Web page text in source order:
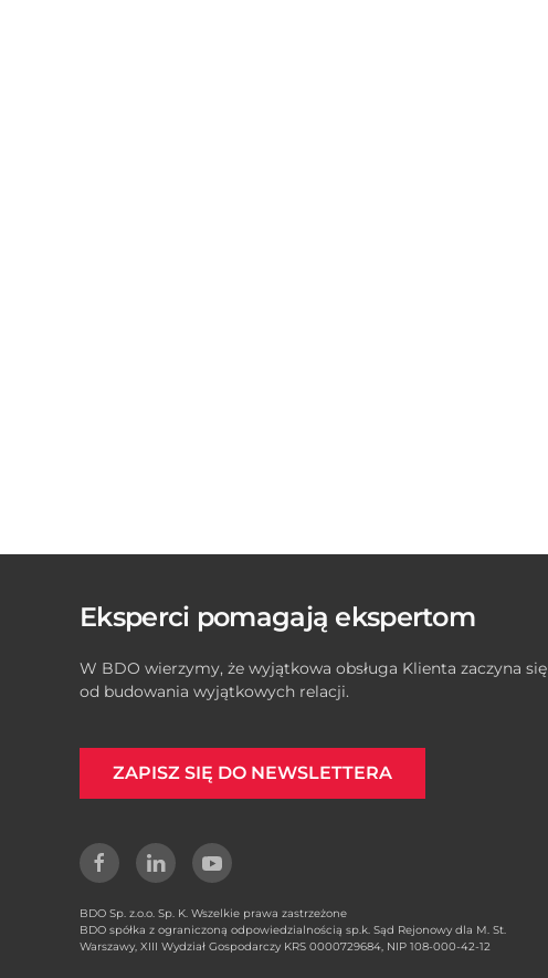
Eksperci pomagają ekspertom
W BDO wierzymy, że wyjątkowa obsługa Klienta zaczyna się
od budowania wyjątkowych relacji.
ZAPISZ SIĘ DO NEWSLETTERA
BDO Sp. z.o.o. Sp. K. Wszelkie prawa zastrzeżone
BDO spółka z ograniczoną odpowiedzialnością sp.k. Sąd Rejonowy dla M. St.
Warszawy, XIII Wydział Gospodarczy KRS 0000729684, NIP 108-000-42-12